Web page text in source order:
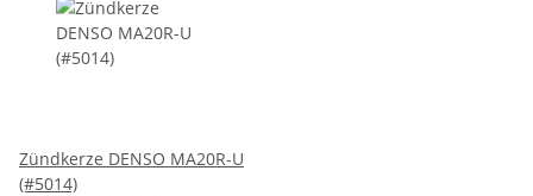
Zündkerze DENSO MA20R-U
(#5014)